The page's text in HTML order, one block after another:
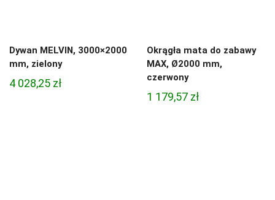
Dywan MELVIN, 3000×2000
mm, zielony
4 028,25 zł
Okrągła mata do zabawy
MAX, Ø2000 mm,
czerwony
1 179,57 zł